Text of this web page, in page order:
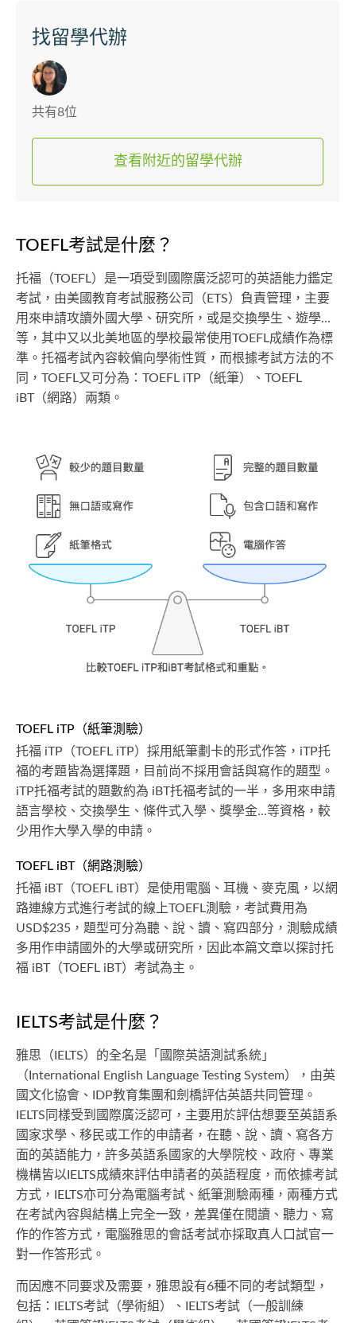
找留學代辦
共有8位
查看附近的留學代辦
TOEFL考試是什麼？
托福（TOEFL）是一項受到國際廣泛認可的英語能力鑑定
考試，由美國教育考試服務公司（ETS）負責管理，主要
用來申請攻讀外國大學、研究所，或是交換學生、遊學...
等，其中又以北美地區的學校最常使用TOEFL成績作為標
準。托福考試內容較偏向學術性質，而根據考試方法的不
同，TOEFL又可分為：TOEFL iTP（紙筆）、TOEFL
iBT（網路）兩類。
TOEFL iTP（紙筆測驗）
托福 iTP（TOEFL iTP）採用紙筆劃卡的形式作答，iTP托
福的考題皆為選擇題，目前尚不採用會話與寫作的題型。
iTP托福考試的題數約為 iBT托福考試的一半，多用來申請
語言學校、交換學生、條件式入學、獎學金...等資格，較
少用作大學入學的申請。
TOEFL iBT（網路測驗）
托福 iBT（TOEFL iBT）是使用電腦、耳機、麥克風，以網
路連線方式進行考試的線上TOEFL測驗，考試費用為
USD$235，題型可分為聽、說、讀、寫四部分，測驗成績
多用作申請國外的大學或研究所，因此本篇文章以探討托
福 iBT（TOEFL iBT）考試為主。
IELTS考試是什麼？
雅思（IELTS）的全名是「國際英語測試系統」
（International English Language Testing System），由英
國文化協會、IDP教育集團和劍橋評估英語共同管理。
IELTS同樣受到國際廣泛認可，主要用於評估想要至英語系
國家求學、移民或工作的申請者，在聽、說、讀、寫各方
面的英語能力，許多英語系國家的大學院校、政府、專業
機構皆以IELTS成績來評估申請者的英語程度，而依據考試
方式，IELTS亦可分為電腦考試、紙筆測驗兩種，兩種方式
在考試內容與結構上完全一致，差異僅在閱讀、聽力、寫
作的作答方式，電腦雅思的會話考試亦採取真人口試官一
對一作答形式。
而因應不同要求及需要，雅思設有6種不同的考試類型，
包括：IELTS考試（學術組）、IELTS考試（一般訓練